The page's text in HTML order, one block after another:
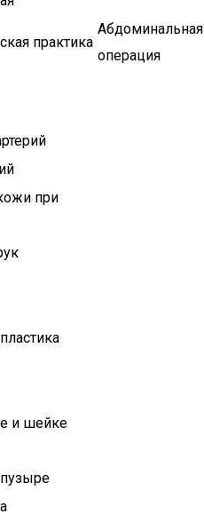
практика
Абдоминальная
операция
при
и шейке